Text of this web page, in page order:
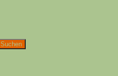
Suchen